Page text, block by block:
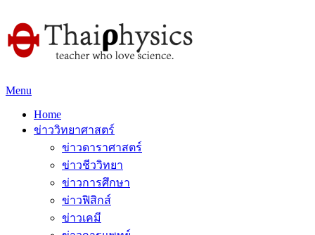
Menu
Home
ข่าววิทยาศาสตร์
ข่าวดาราศาสตร์
ข่าวชีววิทยา
ข่าวการศึกษา
ข่าวฟิสิกส์
ข่าวเคมี